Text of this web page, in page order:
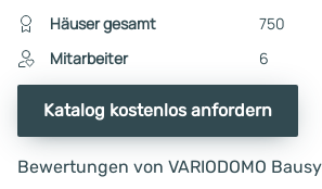
Häuser gesamt
750
Mitarbeiter
6
Katalog kostenlos anfordern
Bewertungen von VARIODOMO